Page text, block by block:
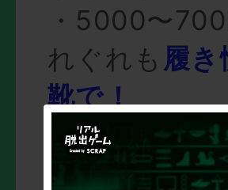
・5000〜
れぐれも 履
靴で！
・必死にな
座る可能性